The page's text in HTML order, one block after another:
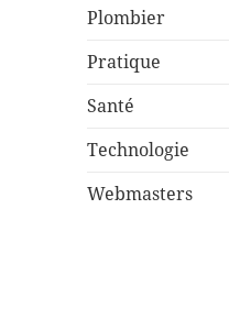
Plombier
Pratique
Santé
Technologie
Webmasters